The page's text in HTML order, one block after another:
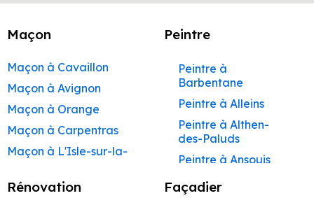
Maçon
Maçon à Cavaillon
Maçon à Avignon
Maçon à Orange
Maçon à Carpentras
Maçon à L'Isle-sur-la-
Maçon à Apt
Peintre
Peintre à
Barbentane
Peintre à Alleins
Peintre à Althen-
des-Paluds
Peintre à Ansouis
Peintre à Apt
Rénovation Façadier